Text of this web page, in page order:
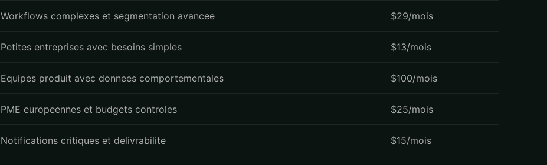
Workflows complexes et segmentation avancee $29/mois
Petites entreprises avec besoins simples $13/mois
Equipes produit avec donnees comportementales $100/mois
PME europeennes et budgets controles $25/mois
Notifications critiques et delivrabilite $15/mois